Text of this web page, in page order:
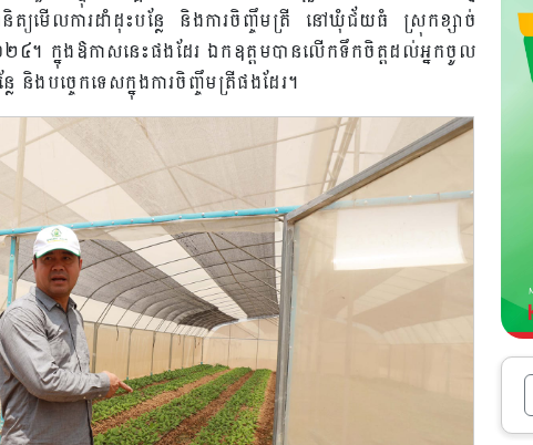
ត្យមេីលការដាំដុះបន្លែ​ និងការចិញ្ចឹមត្រី​ នៅឃុំជ័យធំ​ ស្រុកខ្សាច់
២៤​​​។ ក្នុងឱកាសនេះផងដែរ​ ឯកឧត្តមបានលេីកទឹកចិត្តដល់អ្នកចូល
និងបច្ចេកទេសក្នុងការចិញ្ចឹមត្រីផងដែរ។